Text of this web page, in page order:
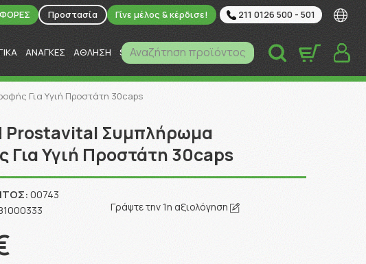
Προστασία Γίνε μέλος & κέρδισε! 211 0126 500 - 501
ΑΝΑΓΚΕΣ ΑΘΛΗΣΗ SUPER MARKET ΚΑΤΟΙΚΙΔΙΑ
Αναζήτηση προϊόντος
Για Υγιή Προστάτη 30caps
Prostavital Συμπλήρωμα
Για Υγιή Προστάτη 30caps
00743
Γράψτε την 1η αξιολόγηση